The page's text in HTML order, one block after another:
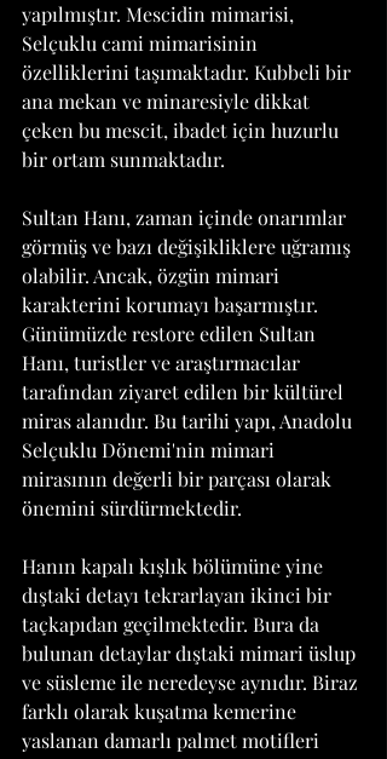
yapılmıştır. Mescidin mimarisi,
Selçuklu cami mimarisinin
özelliklerini taşımaktadır. Kubbeli bir
ana mekan ve minaresiyle dikkat
çeken bu mescit, ibadet için huzurlu
bir ortam sunmaktadır.
Sultan Hanı, zaman içinde onarımlar
görmüş ve bazı değişikliklere uğramış
olabilir. Ancak, özgün mimari
karakterini korumayı başarmıştır.
Günümüzde restore edilen Sultan
Hanı, turistler ve araştırmacılar
tarafından ziyaret edilen bir kültürel
miras alanıdır. Bu tarihi yapı, Anadolu
Selçuklu Dönemi'nin mimari
mirasının değerli bir parçası olarak
önemini sürdürmektedir.
Hanın kapalı kışlık bölümüne yine
dıştaki detayı tekrarlayan ikinci bir
taçkapıdan geçilmektedir. Bura da
bulunan detaylar dıştaki mimari üslup
ve süsleme ile neredeyse aynıdır. Biraz
farklı olarak kuşatma kemerine
yaslanan damarlı palmet motifleri